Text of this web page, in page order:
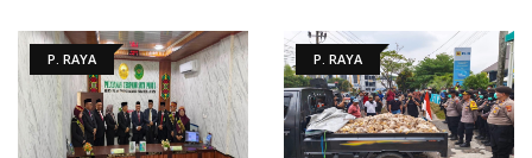
P. RAYA P. RAYA